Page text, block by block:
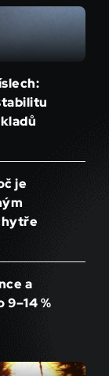
je
a
%